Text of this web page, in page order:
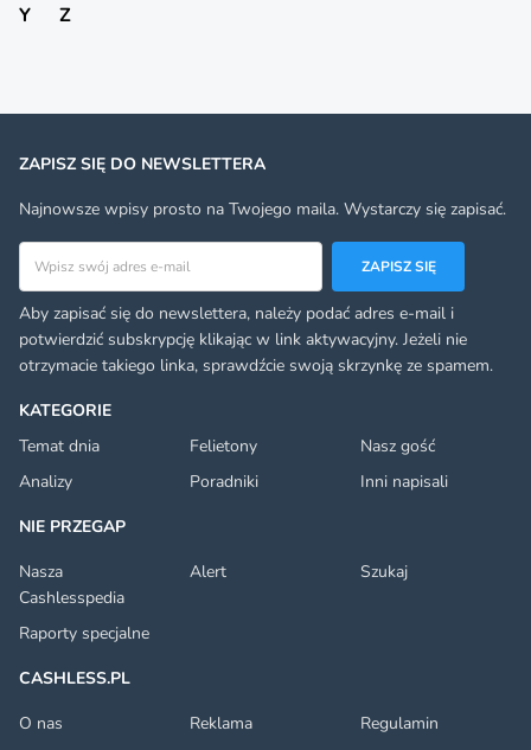
Y
Z
KATEGORIE
Temat dnia
Felietony
Nasz gość
Analizy
Poradniki
Inni napisali
NIE PRZEGAP
Nasza
Cashlesspedia
Alert Szukaj
Raporty specjalne
CASHLESS.PL
O nas
Reklama
Regulamin
ZAPISZ SIĘ DO NEWSLETTERA
Najnowsze wpisy prosto na Twojego maila. Wystarczy się zapisać.
Adres email
ZAPISZ SIĘ
Aby zapisać się do newslettera, należy podać adres e-mail i
potwierdzić subskrypcję klikając w link aktywacyjny. Jeżeli nie
otrzymacie takiego linka, sprawdźcie swoją skrzynkę ze spamem.